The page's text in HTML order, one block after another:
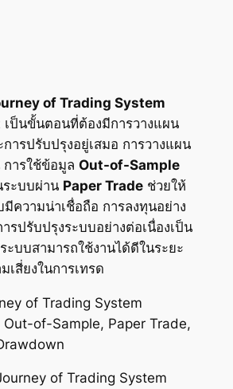
of Trading System
เป็นขั้นตอนที่ต้องมีการวางแผน
ารปรับปรุงอยู่เสมอ การวางแผน
ารใช้ข้อมูล Out-of-Sample
ระบบผ่าน Paper Tradeช่วยให้
มีความน่าเชื่อถือ การลงทุนอย่าง
รปรับปรุงระบบอย่างต่อเนื่องเป็น
ะบบสามารถใช้งานได้ดีในระยะ
เสี่ยงในการเทรด
of Trading System
Out-of-Sample, Paper Trade,
of Trading System